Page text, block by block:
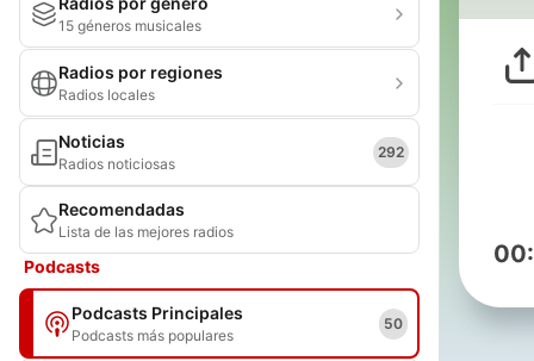
15 géneros musicales
Radios por regiones
Radios locales
Noticias
Radios noticiosas
292
Recomendadas
Lista de las mejores radios
Podcasts
Podcasts Principales
Podcasts más populares
50